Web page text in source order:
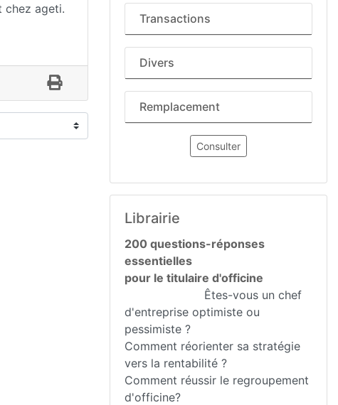
chez ageti.
Transactions
Divers
Remplacement
Consulter
Librairie
200 questions-réponses
essentielles
pour le titulaire d'officine
Êtes-vous un chef
d'entreprise optimiste ou
pessimiste ?
Comment réorienter sa stratégie
vers la rentabilité ?
Comment réussir le regroupement
d'officine?